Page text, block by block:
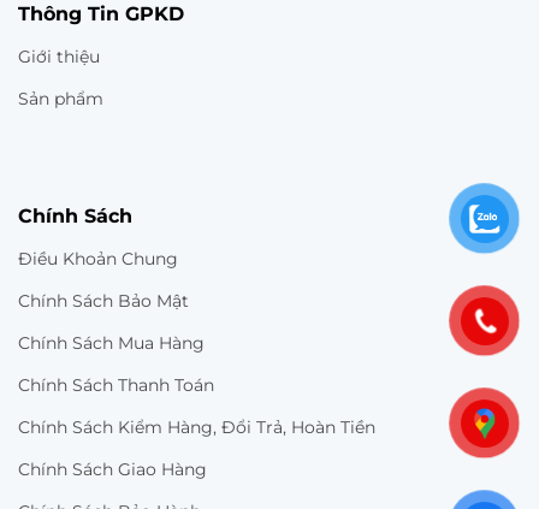
Thông Tin GPKD
Giới thiệu
Sản phẩm
Chính Sách
Điều Khoản Chung
Chính Sách Bảo Mật
Chính Sách Mua Hàng
Chính Sách Thanh Toán
Chính Sách Kiểm Hàng, Đổi Trả, Hoàn Tiền
Chính Sách Giao Hàng